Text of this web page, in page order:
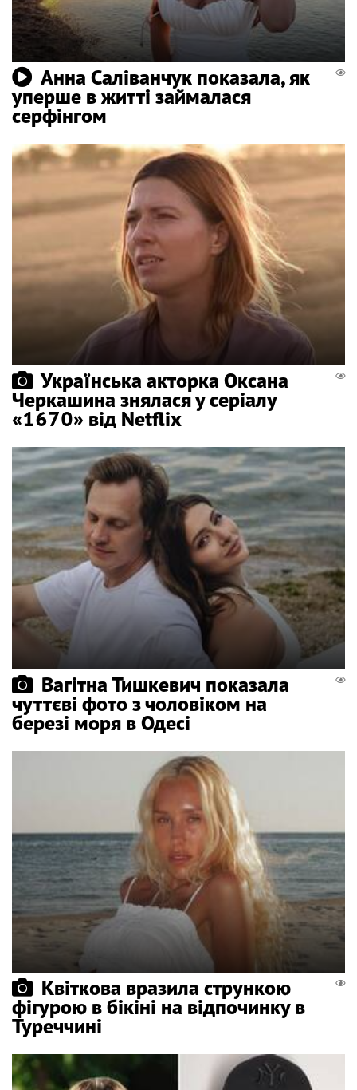
Анна Саліванчук показала, як
уперше в житті займалася
серфінгом
Українська акторка Оксана
Черкашина знялася у серіалу
«1670» від Netflix
Вагітна Тишкевич показала
чуттєві фото з чоловіком на
березі моря в Одесі
Квіткова вразила стрункою
фігурою в бікіні на відпочинку в
Туреччині